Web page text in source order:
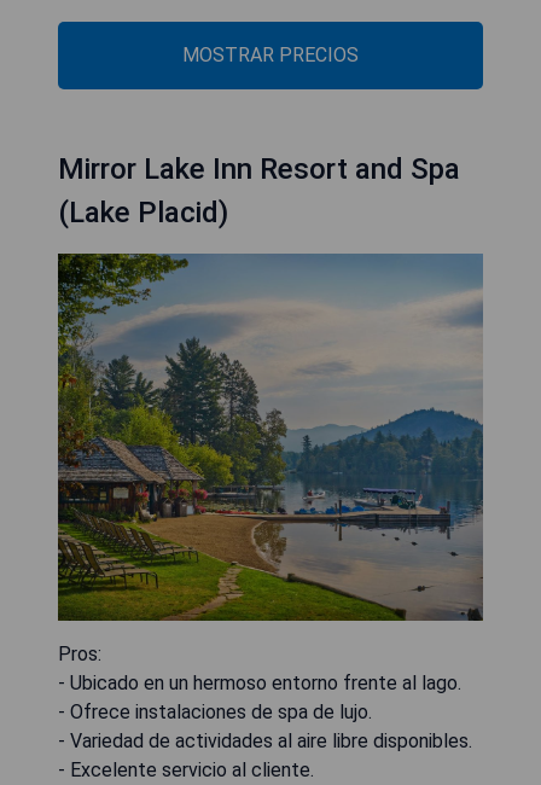
MOSTRAR PRECIOS
Mirror Lake Inn Resort and Spa
(Lake Placid)
Pros:
- Ubicado en un hermoso entorno frente al lago.
- Ofrece instalaciones de spa de lujo.
- Variedad de actividades al aire libre disponibles.
- Excelente servicio al cliente.